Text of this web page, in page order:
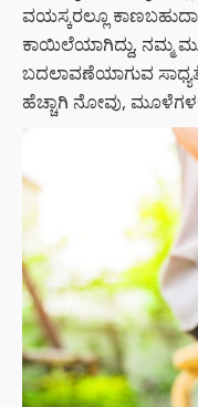
ವಯಸ್ಕರಲ್ಲೂ
ಕಾಯಿಲೆಯಾಗಿದ್ದು, ನಮ್ಮ
ಬದಲಾವಣೆಯಾಗುವ
ಹೆಚ್ಚಾಗಿ ನೋವು,